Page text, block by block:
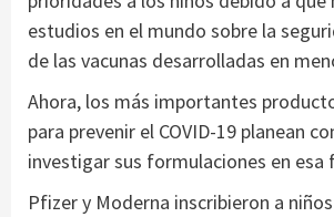
estudios en el mundo sobre la
de las vacunas desarrolladas en
Ahora, los más importantes
para prevenir el COVID-19 planean
investigar sus formulaciones en esa
Pfizer y Moderna inscribieron a